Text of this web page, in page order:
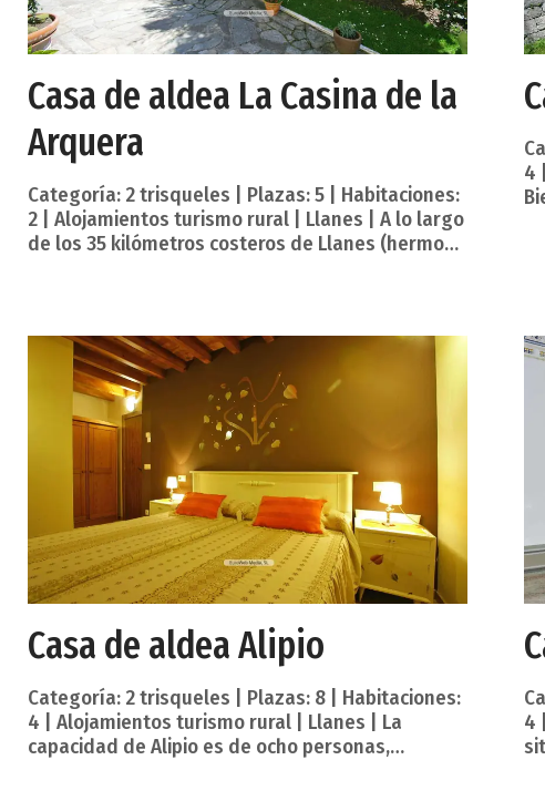
Casa de aldea La Casina de la
Arquera
Categoría: 2 trisqueles | Plazas: 5 | Habitaciones:
2 | Alojamientos turismo rural | Llanes | A lo largo
de los 35 kilómetros costeros de Llanes (hermoso
estadísticamente probables cada mil metros,
donde podrá extender su toalla y tomar
relajantes y apacibles baños de sol sin ser
molestado, ya que se encontrará en las playas
menos masificadas de España. Los Cubos de la
Memoria han convocado ya una multitud
4
Casa de aldea Alipio
Categoría: 2 trisqueles | Plazas: 8 | Habitaciones:
4 | Alojamientos turismo rural | Llanes | La
capacidad de Alipio es de ocho personas,
4